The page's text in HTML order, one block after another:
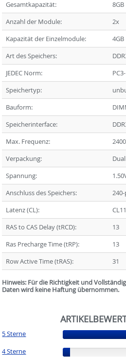
Gesamtkapazität:
8GB
Anzahl der Module:
2x
Kapazität der Einzelmodule:
4GB
Art des Speichers:
JEDEC Norm:
Speichertyp:
Bauform:
Speicherinterface:
Max. Frequenz:
Verpackung:
Spannung:
Anschluss des Speichers:
Latenz (CL):
CL11
RAS to CAS Delay (tRCD):
13
Ras Precharge Time (tRP):
13
Row Active Time (tRAS):
31
Hinweis: Für die Richtigkeit und
Daten wird keine Haftung übernommen.
5 Sterne (89%)
4 Sterne
(8%)